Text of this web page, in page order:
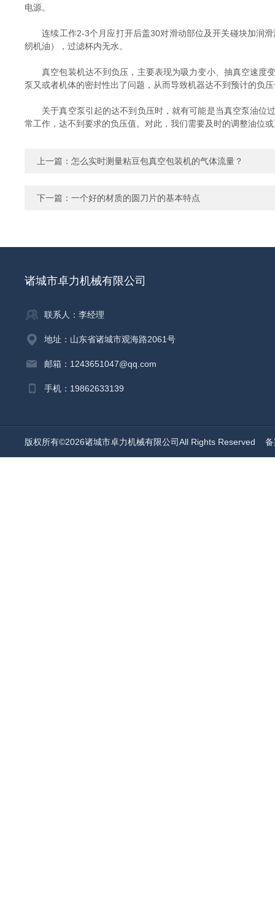
电源。
连续工作2-3个月应打开后盖30对滑动部位及开关碰块加润滑
纫机油），过滤杯内无水。
真空包装机达不到负压，主要表现为吸力变小、抽真空速度变
泵又或者机体的密封性出了问题，从而导致机器达不到预计的负
关于真空泵引起的达不到负压时，就有可能是当真空泵油位过
常工作，达不到要求的负压值。对此，我们需要及时的调整油位
上一篇： 怎么实时测量粘豆包真空包装机的气体流量？
下一篇： 一个好的材质的圆刀片的基本特点
诸城市卓力机械有限公司
联系人：李经理
地址：山东省诸城市观海路2061号
邮箱：1243651047@qq.com
手机：19862633139
版权所有©2026诸城市卓力机械有限公司All Rights Reserved